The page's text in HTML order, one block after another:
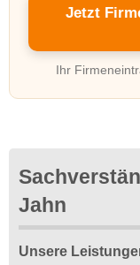
Jetzt
Ihr
Jahn
Unsere